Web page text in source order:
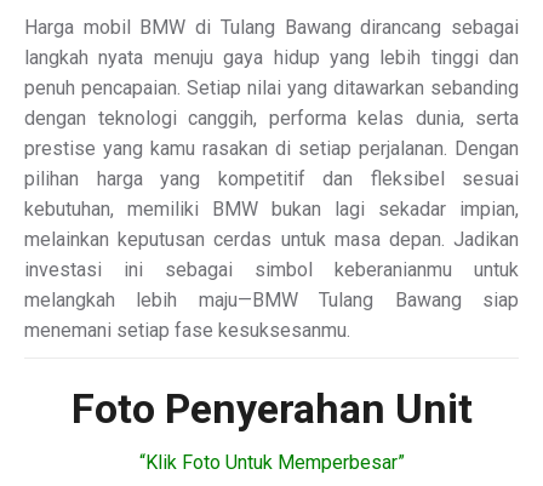
Harga mobil BMW di Tulang Bawang dirancang sebagai
langkah nyata menuju gaya hidup yang lebih tinggi dan
penuh pencapaian. Setiap nilai yang ditawarkan sebanding
dengan teknologi canggih, performa kelas dunia, serta
prestise yang kamu rasakan di setiap perjalanan. Dengan
pilihan harga yang kompetitif dan fleksibel sesuai
kebutuhan, memiliki BMW bukan lagi sekadar impian,
melainkan keputusan cerdas untuk masa depan. Jadikan
investasi ini sebagai simbol keberanianmu untuk
melangkah lebih maju—BMW Tulang Bawang siap
menemani setiap fase kesuksesanmu.
Foto Penyerahan Unit
“Klik Foto Untuk Memperbesar”